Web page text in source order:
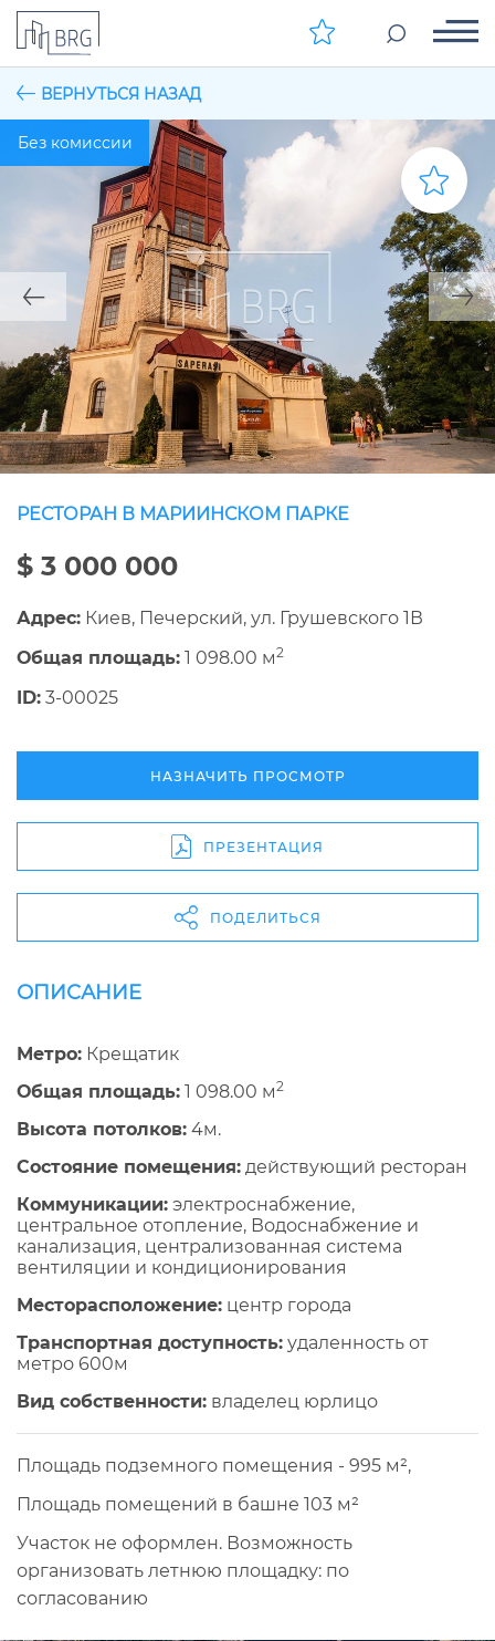
ВЕРНУТЬСЯ НАЗАД
Без комиссии
РЕСТОРАН В МАРИИНСКОМ ПАРКЕ
$ 3 000 000
Адрес: Киев, Печерский, ул. Грушевского 1В
Общая площадь: 1 098.00 м2
ID: 3-00025
НАЗНАЧИТЬ ПРОСМОТР
ПРЕЗЕНТАЦИЯ
ПОДЕЛИТЬСЯ
ОПИСАНИЕ
Метро: Крещатик
Общая площадь: 1 098.00 м2
Высота потолков: 4м.
Состояние помещения: действующий ресторан
Коммуникации: электроснабжение,
центральное отопление, Водоснабжение и
канализация, централизованная система
вентиляции и кондиционирования
Месторасположение: центр города
Транспортная доступность: удаленность от
метро 600м
Вид собственности: владелец юрлицо
Площадь подземного помещения - 995 м²,
Площадь помещений в башне 103 м²
Участок не оформлен. Возможность
организовать летнюю площадку: по
согласованию